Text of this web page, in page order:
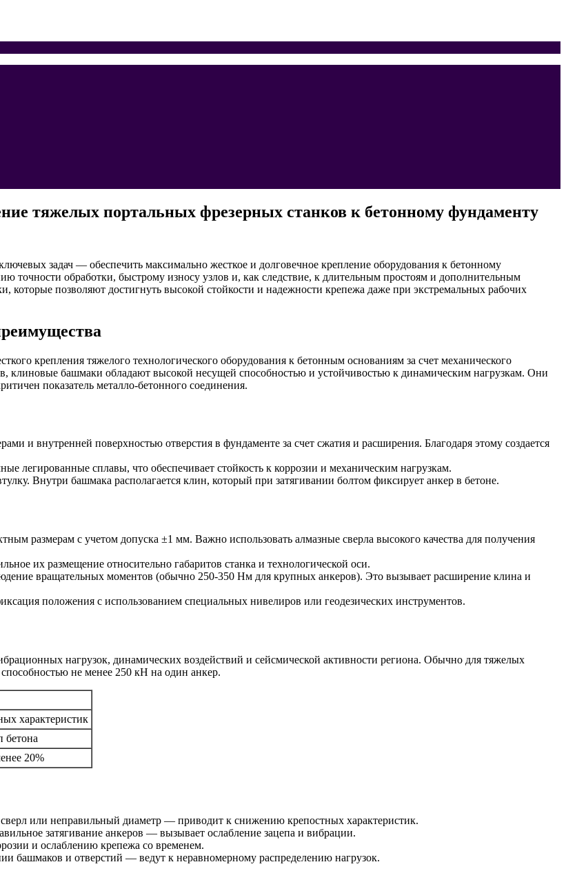
тяжелых портальных фрезерных станков к бетонному фундаменту
задач — обеспечить максимально жесткое и долговечное крепление оборудования к бетонному
точности обработки, быстрому износу узлов и, как следствие, к длительным простоям и дополнительным
которые позволяют достигнуть высокой стойкости и надежности крепежа даже при экстремальных рабочих
крепления тяжелого технологического оборудования к бетонным основаниям за счет механического
клиновые башмаки обладают высокой несущей способностью и устойчивостью к динамическим нагрузкам. Они
показатель металло-бетонного соединения.
и внутренней поверхностью отверстия в фундаменте за счет сжатия и расширения. Благодаря этому создается
легированные сплавы, что обеспечивает стойкость к коррозии и механическим нагрузкам.
Внутри башмака располагается клин, который при затягивании болтом фиксирует анкер в бетоне.
размерам с учетом допуска ±1 мм. Важно использовать алмазные сверла высокого качества для получения
их размещение относительно габаритов станка и технологической оси.
вращательных моментов (обычно 250-350 Нм для крупных анкеров). Это вызывает расширение клина и
положения с использованием специальных нивелиров или геодезических инструментов.
нагрузок, динамических воздействий и сейсмической активности региона. Обычно для тяжелых
не менее 250 кН на один анкер.
характеристик
бетона
20%
или неправильный диаметр — приводит к снижению крепостных характеристик.
затягивание анкеров — вызывает ослабление зацепа и вибрации.
и ослаблению крепежа со временем.
башмаков и отверстий — ведут к неравномерному распределению нагрузок.